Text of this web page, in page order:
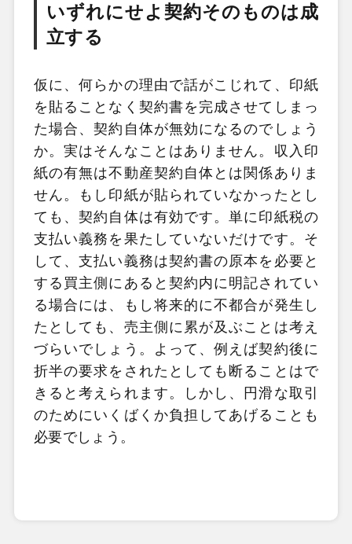
いずれにせよ契約そのものは成
立する
仮に、何らかの理由で話がこじれて、印紙
を貼ることなく契約書を完成させてしまっ
た場合、契約自体が無効になるのでしょう
か。実はそんなことはありません。収入印
紙の有無は不動産契約自体とは関係ありま
せん。もし印紙が貼られていなかったとし
ても、契約自体は有効です。単に印紙税の
支払い義務を果たしていないだけです。そ
して、支払い義務は契約書の原本を必要と
する買主側にあると契約内に明記されてい
る場合には、もし将来的に不都合が発生し
たとしても、売主側に累が及ぶことは考え
づらいでしょう。よって、例えば契約後に
折半の要求をされたとしても断ることはで
きると考えられます。しかし、円滑な取引
のためにいくばくか負担してあげることも
必要でしょう。